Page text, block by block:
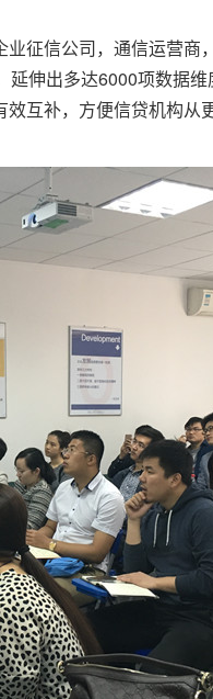
征信公司，通信运营
伸出多达6000项数据
互补，方便信贷机构